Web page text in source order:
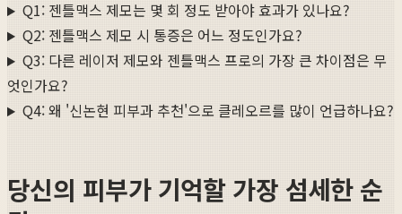
Q1: 젠틀맥스 제모는 몇 회 정도 받아야 효과가 있나요?
Q2: 젠틀맥스 제모 시 통증은 어느 정도인가요?
Q3: 다른 레이저 제모와 젠틀맥스 프로의 가장 큰 차이점은 무
엇인가요?
Q4: 왜 '신논현 피부과 추천'으로 클레오르를 많이 언급하나요?
당신의 피부가 기억할 가장 섬세한 순